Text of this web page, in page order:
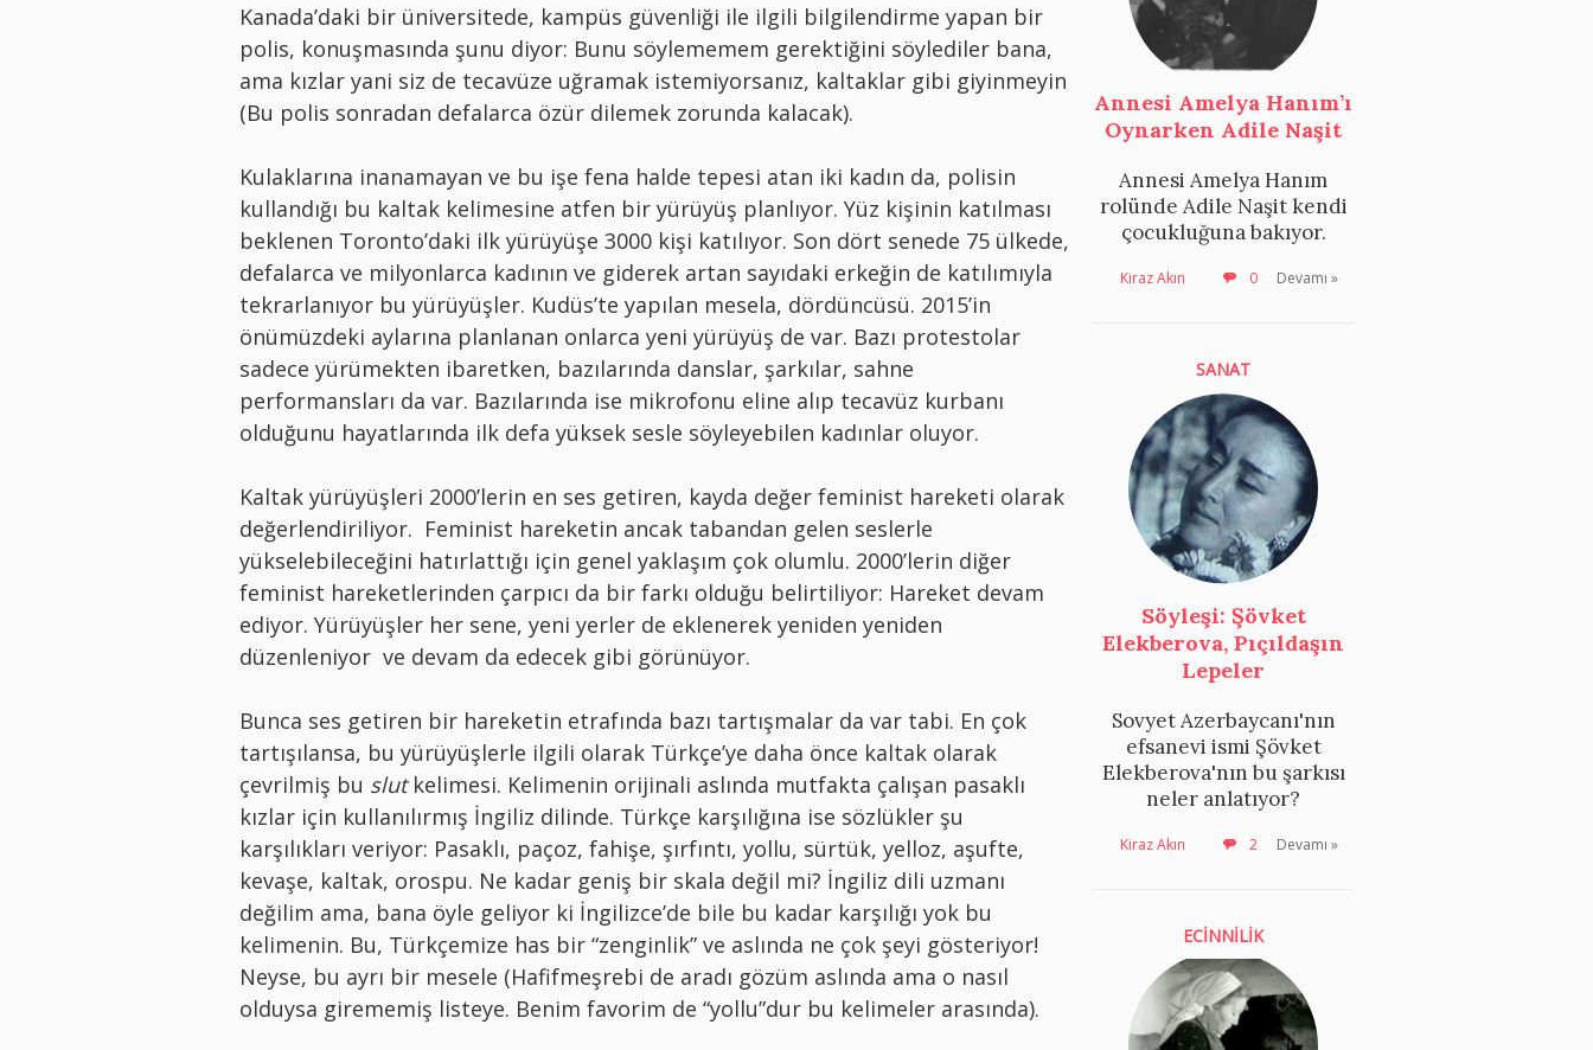
Kanada’daki bir üniversitede, kampüs güvenliği ile ilgili bilgilendirme yapan bir
polis, konuşmasında şunu diyor: Bunu söylememem gerektiğini söylediler bana,
ama kızlar yani siz de tecavüze uğramak istemiyorsanız, kaltaklar gibi giyinmeyin
(Bu polis sonradan defalarca özür dilemek zorunda kalacak).
Kulaklarına inanamayan ve bu işe fena halde tepesi atan iki kadın da, polisin
kullandığı bu kaltak kelimesine atfen bir yürüyüş planlıyor. Yüz kişinin katılması
beklenen Toronto’daki ilk yürüyüşe 3000 kişi katılıyor. Son dört senede 75 ülkede,
defalarca ve milyonlarca kadının ve giderek artan sayıdaki erkeğin de katılımıyla
tekrarlanıyor bu yürüyüşler. Kudüs’te yapılan mesela, dördüncüsü. 2015’in
önümüzdeki aylarına planlanan onlarca yeni yürüyüş de var. Bazı protestolar
sadece yürümekten ibaretken, bazılarında danslar, şarkılar, sahne
performansları da var. Bazılarında ise mikrofonu eline alıp tecavüz kurbanı
olduğunu hayatlarında ilk defa yüksek sesle söyleyebilen kadınlar oluyor.
Kaltak yürüyüşleri 2000’lerin en ses getiren, kayda değer feminist hareketi olarak
değerlendiriliyor. Feminist hareketin ancak tabandan gelen seslerle
yükselebileceğini hatırlattığı için genel yaklaşım çok olumlu. 2000’lerin diğer
feminist hareketlerinden çarpıcı da bir farkı olduğu belirtiliyor: Hareket devam
ediyor. Yürüyüşler her sene, yeni yerler de eklenerek yeniden yeniden
düzenleniyor ve devam da edecek gibi görünüyor.
Bunca ses getiren bir hareketin etrafında bazı tartışmalar da var tabi. En çok
tartışılansa, bu yürüyüşlerle ilgili olarak Türkçe’ye daha önce kaltak olarak
çevrilmiş bu slutkelimesi. Kelimenin orijinali aslında mutfakta çalışan pasaklı
kızlar için kullanılırmış İngiliz dilinde. Türkçe karşılığına ise sözlükler şu
karşılıkları veriyor: Pasaklı, paçoz, fahişe, şırfıntı, yollu, sürtük, yelloz, aşufte,
kevaşe, kaltak, orospu. Ne kadar geniş bir skala değil mi? İngiliz dili uzmanı
değilim ama, bana öyle geliyor ki İngilizce’de bile bu kadar karşılığı yok bu
kelimenin. Bu, Türkçemize has bir “zenginlik” ve aslında ne çok şeyi gösteriyor!
Neyse, bu ayrı bir mesele (Hafifmeşrebi de aradı gözüm aslında ama o nasıl
olduysa girememiş listeye. Benim favorim de “yollu”dur bu kelimeler arasında).
Annesi Amelya Hanım’ı
Oynarken Adile Naşit
Annesi Amelya Hanım
rolünde Adile Naşit kendi
çocukluğuna bakıyor.
Kiraz Akın 0 Devamı »
SANAT
Söyleşi: Şövket
Elekberova, Pıçıldaşın
Lepeler
Sovyet Azerbaycanı'nın
efsanevi ismi Şövket
Elekberova'nın bu şarkısı
neler anlatıyor?
Kiraz Akın 2 Devamı »
ECİNNİLİK